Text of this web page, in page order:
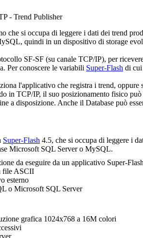
- Trend Publisher
che si occupa di leggere i dati dei trend
quindi in un dispositivo di storage
SF-SF (su canale TCP/IP), per
Per conoscere le variabili Super-Flash di cui
l'applicativo che registra i trend, oppure
in TCP/IP, il suo posizionamento fisico può
a disposizione. Anche il Database può
Super-Flash 4.5, che si occupa di leggere i
Microsoft SQL Server o MySQL.
da eseguire da un applicativo Super-
file ASCII
esterno
o Microsoft SQL Server
grafica 1024x768 a 16M colori